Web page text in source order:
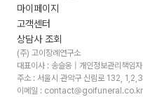
마이페이지
고객센터
상담사 조회
(주) 고이장례연구소
대표이사 : 송슬옹 | 개인정보관리책임
주소 : 서울시 관악구 신림로 132,
이메일 : contact@goifuneral.co.kr